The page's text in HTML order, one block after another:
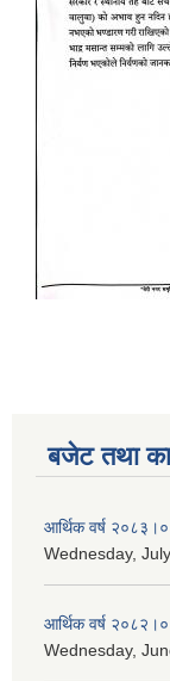
बजेट तथा
आर्थिक वर्ष
Wednesday,
आर्थिक वर्ष
Wednesday,